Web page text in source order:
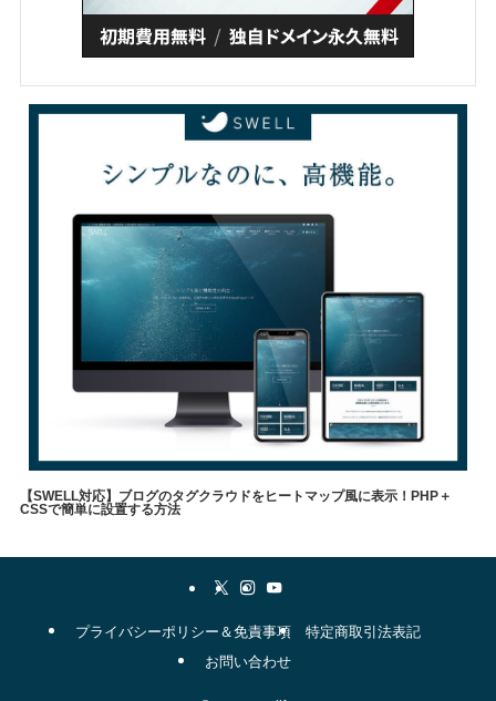
【SWELL対応】ブログのタグクラウドをヒートマップ風に表示！PHP＋
CSSで簡単に設置する方法
やりたいこと
プライバシーポリシー＆免責事項
特定商取引法表記
お問い合わせ